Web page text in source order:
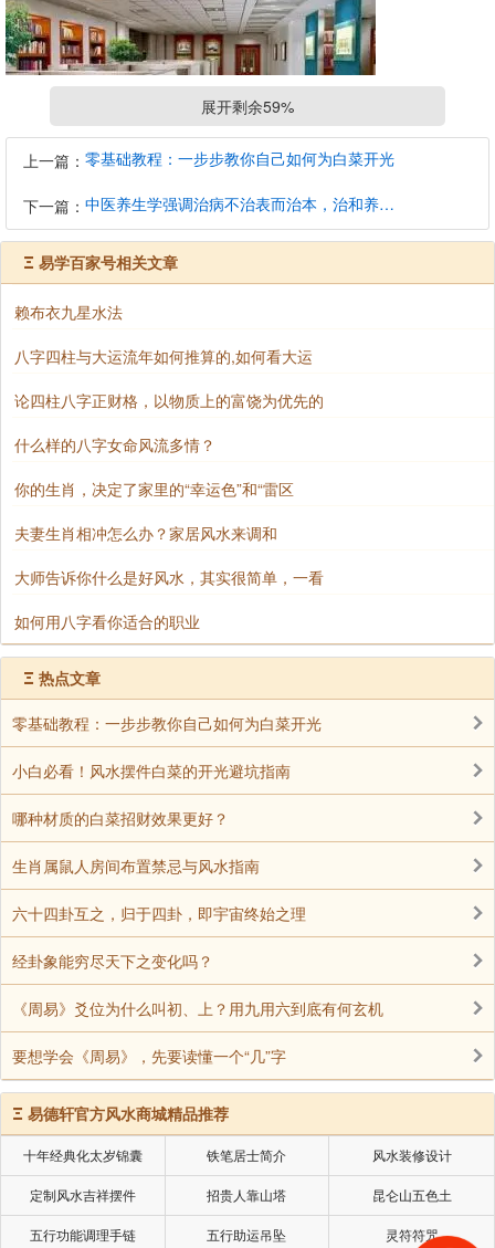
办公用品：
文件柜、文件夹选用红色、橙色或绿色（属火/
木），避免蓝色、黑色。
电脑背景图设置为自然风景（如森林、阳光），避
免冷色调抽象图案。
使用暖黄色台灯或落地灯，灯光柔和不刺眼，减少
避免金属反光灯具，以防气场紊乱。
三、家具摆放：营造开放空间，减少压迫感
原理：拥挤或封闭的布局易引发焦虑，开放空间能
促进气流循环，缓解紧张情绪。
布局建议：
书桌朝向：
面向门口或窗户，保持视线开阔，象征事业通达。
避免背对门或走廊，以防“背无靠山”导致缺乏安全
感，进而引发防御性行为。
通道畅通：
保持办公桌与门之间无杂物阻挡，确保气流顺畅，
展开剩余59%
上一篇： 零基础教程：一步步教你自己如何为白菜开光
下一篇： 中医养生学强调治病不治表而治本，治和养兼顾是有必要的
Ξ 易学百家号相关文章
赖布衣九星水法
八字四柱与大运流年如何推算的,如何看大运
论四柱八字正财格，以物质上的富饶为优先的
什么样的八字女命风流多情？
你的生肖，决定了家里的“幸运色”和“雷区
夫妻生肖相冲怎么办？家居风水来调和
大师告诉你什么是好风水，其实很简单，一看
如何用八字看你适合的职业
Ξ 热点文章
零基础教程：一步步教你自己如何为白菜开光
小白必看！风水摆件白菜的开光避坑指南
哪种材质的白菜招财效果更好？
生肖属鼠人房间布置禁忌与风水指南
六十四卦互之，归于四卦，即宇宙终始之理
经卦象能穷尽天下之变化吗？
《周易》爻位为什么叫初、上？用九用六到底有何玄机
要想学会《周易》，先要读懂一个“几”字
Ξ 易德轩官方风水商城精品推荐
十年经典化太岁锦囊 铁笔居士简介 风水装修设计
定制风水吉祥摆件 招贵人靠山塔 昆仑山五色土
五行功能调理手链 五行助运吊坠 灵符符咒